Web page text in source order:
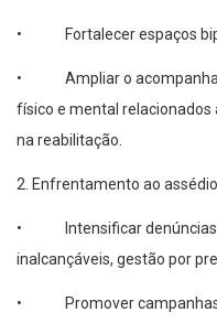
• Fortalecer espaços
• Ampliar o
físico e mental relacionados
na reabilitação.
2. Enfrentamento ao
• Intensificar denúncias
inalcançáveis, gestão por
• Promover campanhas